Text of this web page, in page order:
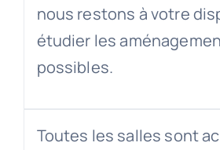
nous restons à votre
étudier les
possibles.
Toutes les salles sont